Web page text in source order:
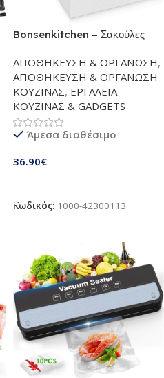
Bonsenkitchen – Σακούλες
Χωρίς BPA, Πάχους
Επαγγελματικής Ποιότητας για
Συντήρηση & Sous Vide |
Μοντέλο VB3205
ΑΠΟΘΗΚΕΥΣΗ & ΟΡΓΑΝΩΣΗ,
ΑΠΟΘΗΚΕΥΣΗ & ΟΡΓΑΝΩΣΗ
ΚΟΥΖΙΝΑΣ, ΕΡΓΑΛΕΙΑ
ΚΟΥΖΙΝΑΣ & GADGETS
Άμεσα διαθέσιμο
36.90€
Κωδικός: 1000-42300113